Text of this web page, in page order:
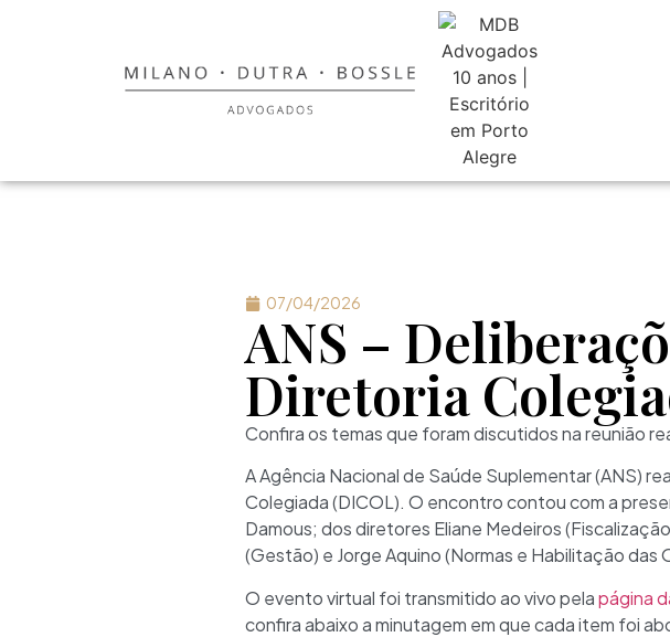
07/04/2026
ANS –
Diretoria
Confira os temas que foram discutidos na reunião
A Agência Nacional de Saúde Suplementar (ANS)
Colegiada (DICOL). O encontro contou com a
Damous; dos diretores Eliane Medeiros
(Gestão) e Jorge Aquino (Normas e Habilitação
O evento virtual foi transmitido ao vivo pelapágina
confira abaixo a minutagem em que cada item foi